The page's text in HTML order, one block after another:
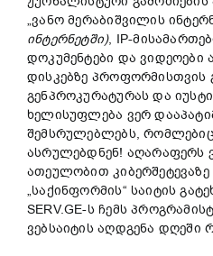
„ვანო მერაბიშვილის
ინტერნეტში), IP-
დოკუმენტები და ვიდეოები
დისკებზე პროფორმისთვის
გენპროკურატურას და
ხელისუფლება ვერ
შემსრულებლებს,
ასრულებდნენ! აღარაფერს
ათეულობით კიბერშეტევაზე
„საქინფორმის“ საიტის
SERV.GE-ს ჩემს
ვებსაიტის აღდგენა დღეში